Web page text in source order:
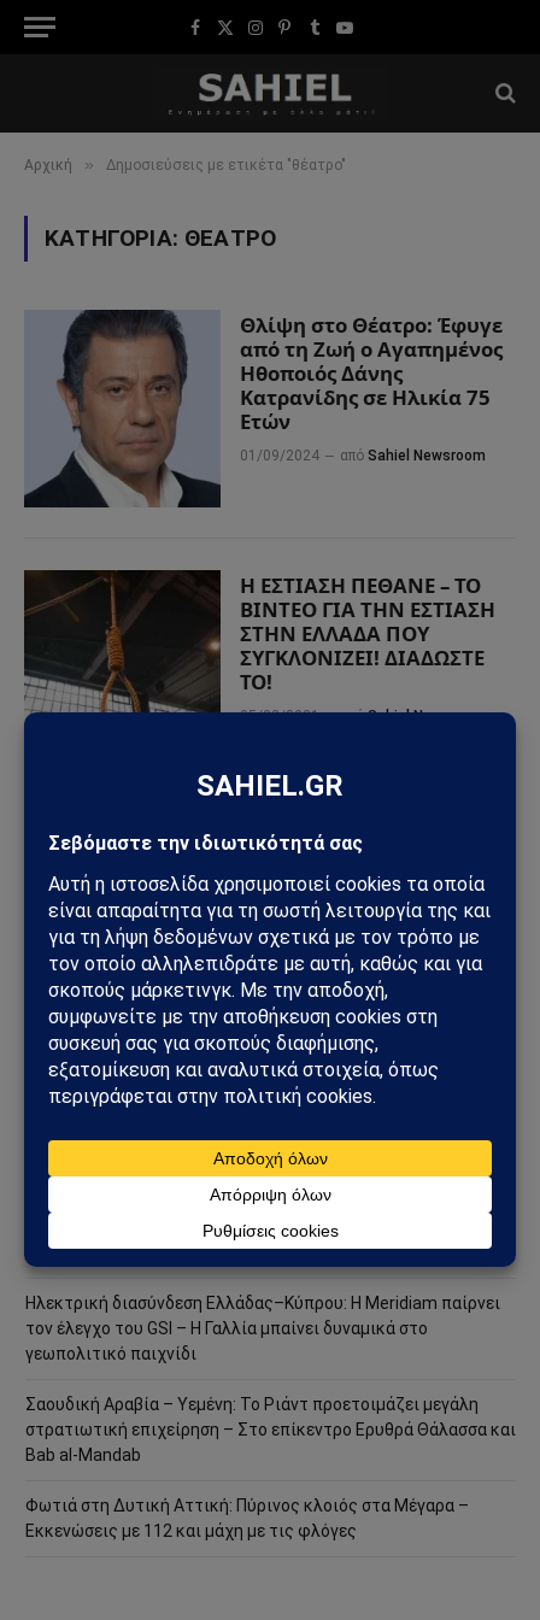
Facebook
X
Instagram
Pinterest
TumblrYouTube
Αρχική » Δημοσιεύσεις με ετικέτα "θέατρο"
ΚΑΤΗΓΟΡΊΑ: ΘΈΑΤΡΟ
Θλίψη στο Θέατρο: Έφυγε
από τη Ζωή ο Αγαπημένος
Ηθοποιός Δάνης
Κατρανίδης σε Ηλικία 75
Ετών
01/09/2024 από Sahiel Newsroom
Η ΕΣΤΙΑΣΗ ΠΕΘΑΝΕ – ΤΟ
ΒΙΝΤΕΟ ΓΙΑ ΤΗΝ ΕΣΤΙΑΣΗ
ΣΤΗΝ ΕΛΛΑΔΑ ΠΟΥ
ΣΥΓΚΛΟΝΙΖΕΙ! ΔΙΑΔΩΣΤΕ
ΤΟ!
05/02/2021 από Sahiel Newsroom
ΠΡΟΣΦΑΤΑ ΑΡΘΡΑ
Τυφώνας Dolphin: Σαρώνει την Οκινάουα – Τραυματίες,
δεκάδες χιλιάδες χωρίς ρεύμα στην Ιαπωνία
Πεντάγωνο και UFO: Νέα απόρρητα αρχεία, βίντεο και
ανεξήγητες καταγραφές UAP βγαίνουν στο φως
στη Θέουτα και νέο ρήγμα στην Ευρώπη
Συμφωνία της Μέκκας: Τουρκία, Σαουδική Αραβία και
Πακιστάν δημιουργούν νέο αμυντικό άξονα – Οι επιπτώσεις
για την Ελλάδα
Ηλεκτρική διασύνδεση Ελλάδας–Κύπρου: Η Meridiam παίρνει
τον έλεγχο του GSI – Η Γαλλία μπαίνει δυναμικά στο
γεωπολιτικό παιχνίδι
Σαουδική Αραβία – Υεμένη: Το Ριάντ προετοιμάζει μεγάλη
στρατιωτική επιχείρηση – Στο επίκεντρο Ερυθρά Θάλασσα και
Bab al-Mandab
Φωτιά στη Δυτική Αττική: Πύρινος κλοιός στα Μέγαρα –
Εκκενώσεις με 112 και μάχη με τις φλόγες